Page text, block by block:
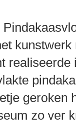
geroken
zo ver